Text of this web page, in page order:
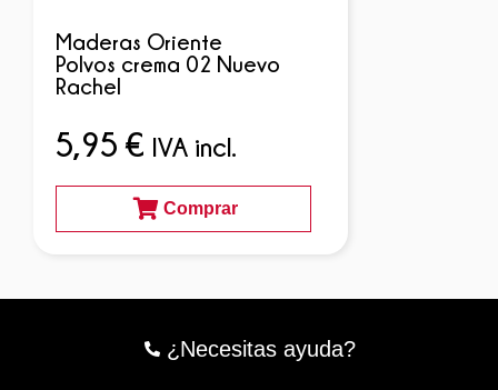
Maderas Oriente
Polvos crema 02 Nuevo
Rachel
5,95€ IVA incl.
Comprar
¿Necesitas ayuda?